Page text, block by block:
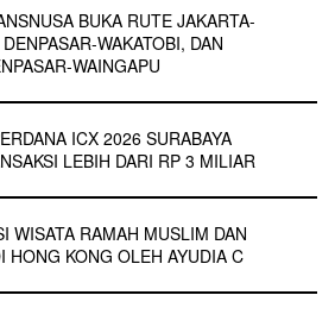
BUKA RUTE JAKARTA-
WAKATOBI, DAN
WAINGAPU
ICX 2026 SURABAYA
LEBIH DARI RP 3 MILIAR
WISATA RAMAH MUSLIM DAN
HONG KONG OLEH AYUDIA C